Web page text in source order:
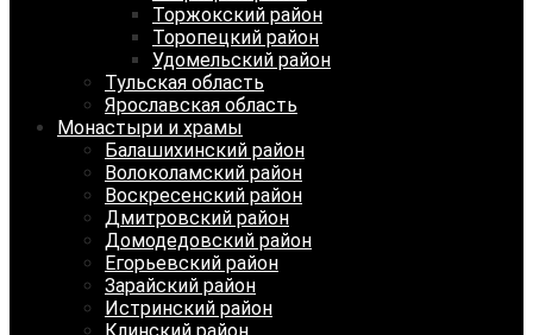
Торжокский район
Торопецкий район
Удомельский район
Тульская область
Ярославская область
Монастыри и храмы
Балашихинский район
Волоколамский район
Воскресенский район
Дмитровский район
Домодедовский район
Егорьевский район
Зарайский район
Истринский район